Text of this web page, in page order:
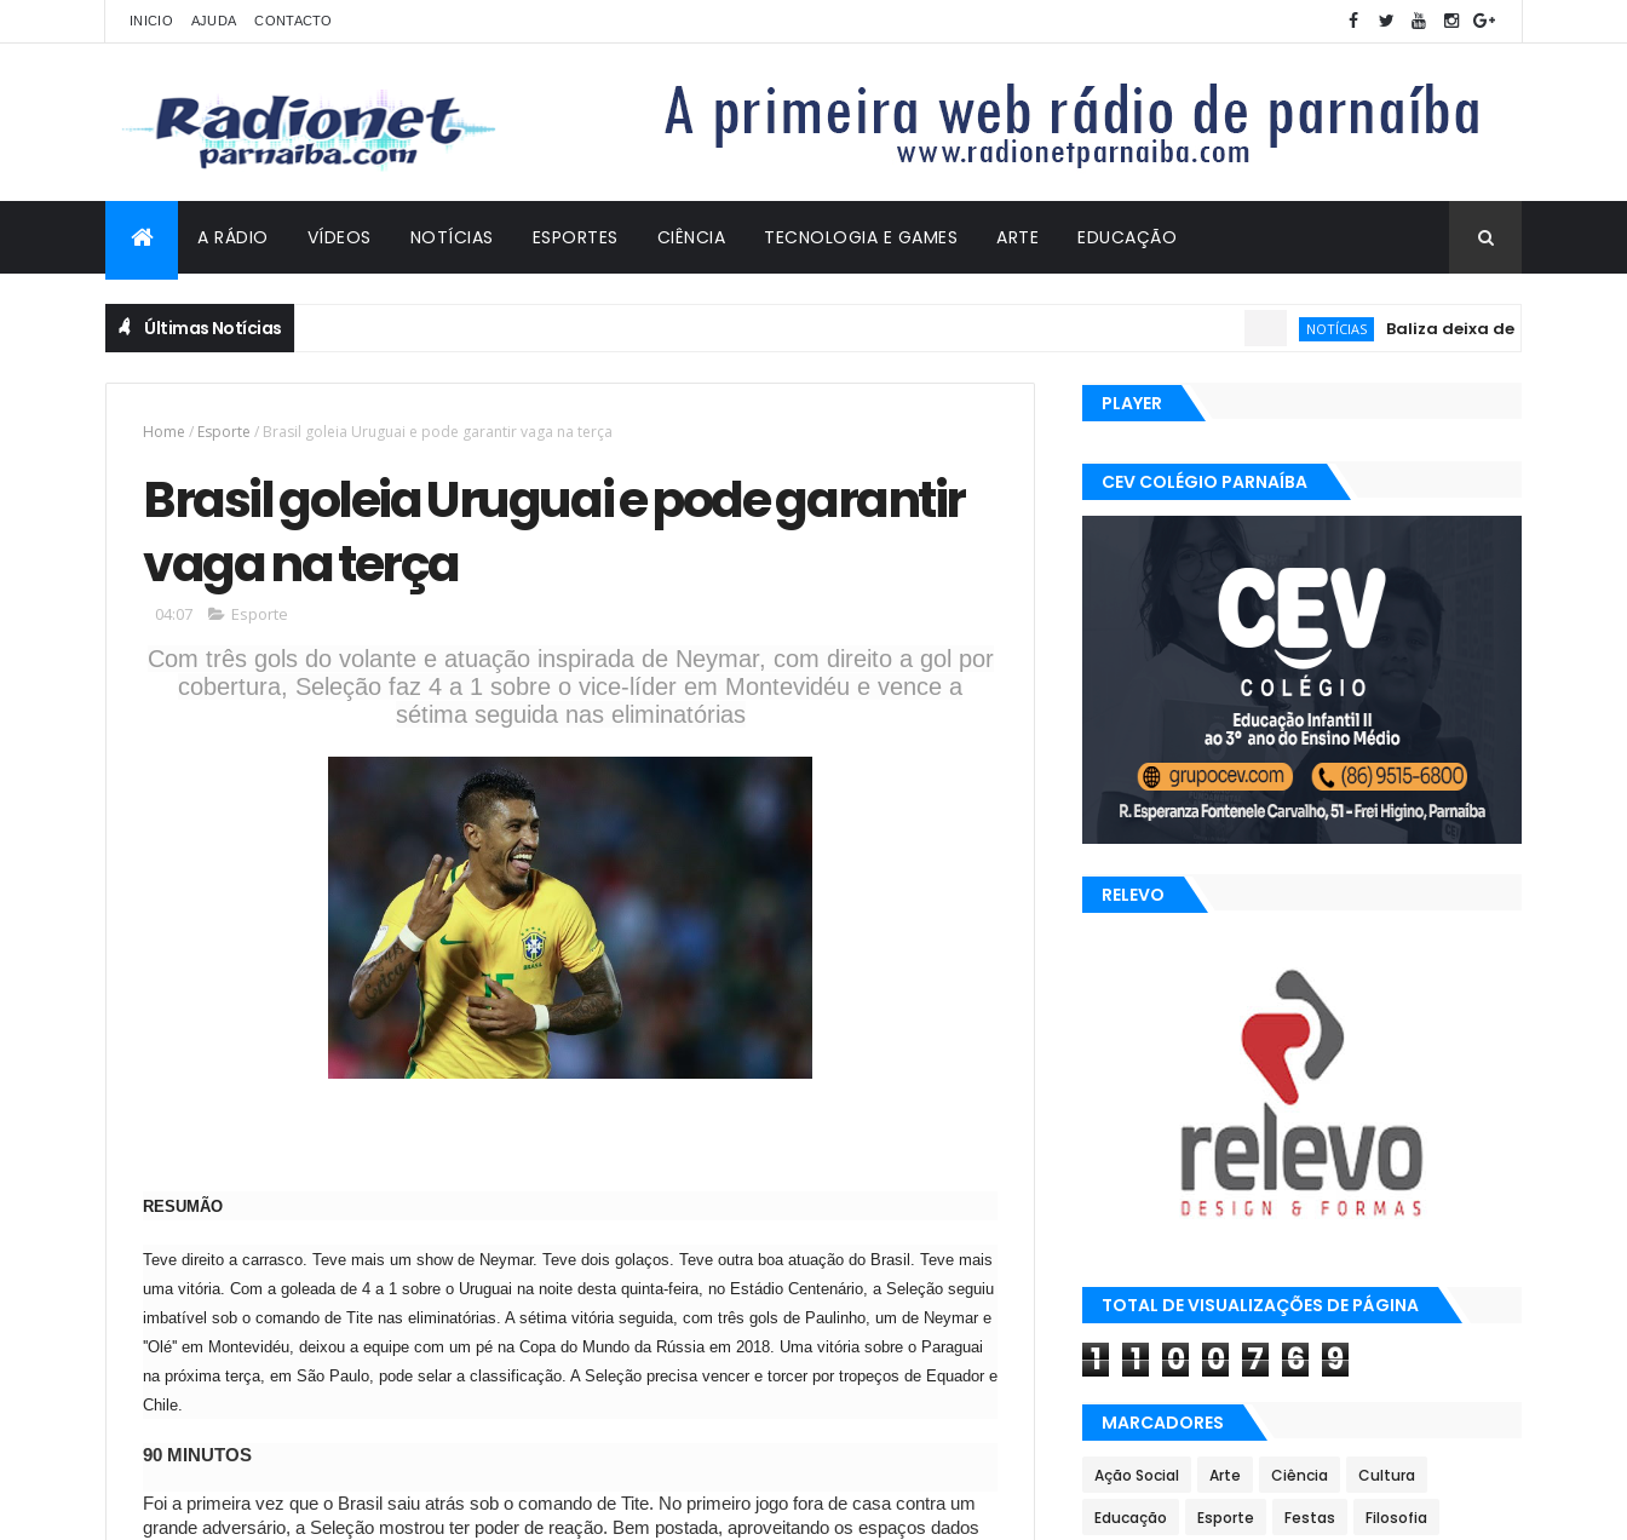
INICIO AJUDA CONTACTO
A RÁDIO VÍDEOS NOTÍCIAS ESPORTES CIÊNCIA TECNOLOGIA E GAMES ARTE EDUCAÇÃO
Últimas Notícias Baliza deixa de ser exigida no
Home / Esporte / Brasil goleia Uruguai e pode garantir vaga na terça
Brasil goleia Uruguai e pode garantir
vaga na terça
04:07 Esporte
Com três gols do volante e atuação inspirada de Neymar, com direito a gol por
cobertura, Seleção faz 4 a 1 sobre o vice-líder em Montevidéu e vence a
sétima seguida nas eliminatórias
RESUMÃO
Teve direito a carrasco. Teve mais um show de Neymar. Teve dois golaços. Teve outra boa atuação do Brasil. Teve mais
uma vitória. Com a goleada de 4 a 1 sobre o Uruguai na noite desta quinta-feira, no Estádio Centenário, a Seleção seguiu
imbatível sob o comando de Tite nas eliminatórias. A sétima vitória seguida, com três gols de Paulinho, um de Neymar e
''Olé'' em Montevidéu, deixou a equipe com um pé na Copa do Mundo da Rússia em 2018. Uma vitória sobre o Paraguai
na próxima terça, em São Paulo, pode selar a classificação. A Seleção precisa vencer e torcer por tropeços de Equador e
Chile.
90 MINUTOS
Foi a primeira vez que o Brasil saiu atrás sob o comando de Tite. No primeiro jogo fora de casa contra um
grande adversário, a Seleção mostrou ter poder de reação. Bem postada, aproveitando os espaços dados
PLAYER
CEV COLÉGIO PARNAÍBA
RELEVO
TOTAL DE VISUALIZAÇÕES DE PÁGINA
1 1 0 0 7 6 9
MARCADORES
Ação Social Arte Ciência Cultura
Educação Esporte Festas Filosofia